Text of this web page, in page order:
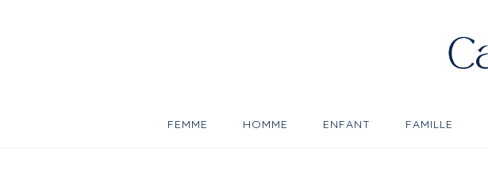
FEMME HOMME ENFANT FAMILLE